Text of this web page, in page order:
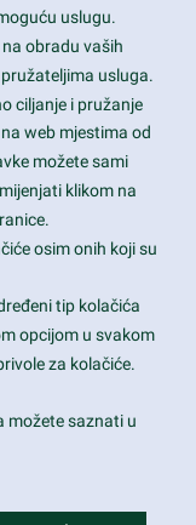
CA 94043
uslugu.
obradu vaših
usluga.
ciljanje i pružanje
web mjestima od
možete sami
klikom na
osim onih koji su
tip kolačića
opcijom u svakom
za kolačiće.
možete saznati u